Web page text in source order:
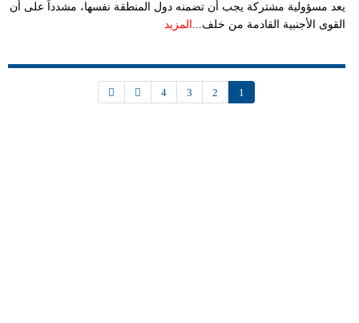
يعد مسؤولية مشتركة يجب أن تضمنه دول المنطقة نفسها، مشدداً على أن
القوى الأجنبية القادمة من خلف... المزيد
1
2
3
4